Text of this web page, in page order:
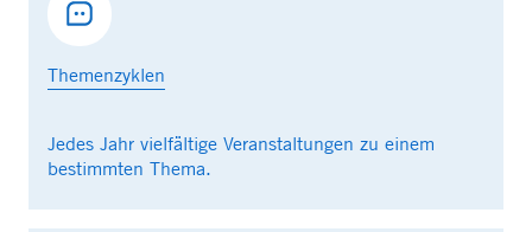
Themenzyklen
Jedes Jahr vielfältige Veranstaltungen zu einem
bestimmten Thema.